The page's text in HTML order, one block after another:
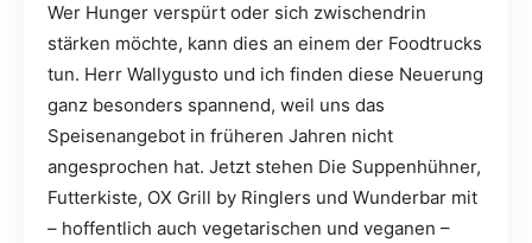
Wer Hunger verspürt oder sich zwischendrin
stärken möchte, kann dies an einem der Foodtrucks
tun. Herr Wallygusto und ich finden diese Neuerung
ganz besonders spannend, weil uns das
Speisenangebot in früheren Jahren nicht
angesprochen hat. Jetzt stehen Die Suppenhühner,
Futterkiste, OX Grill by Ringlers und Wunderbar mit
– hoffentlich auch vegetarischen und veganen –